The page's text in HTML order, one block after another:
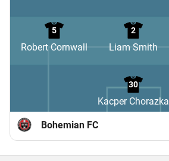
5
Robert Cornwall
2
Liam Smith
30
Kacper Chorazka
Bohemian FC